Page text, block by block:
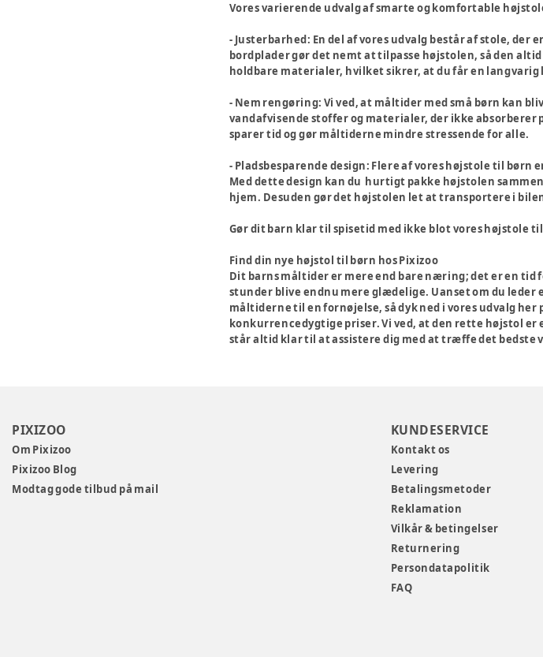
Vores varierende udvalg af smarte og komfortable
- Justerbarhed: En del af vores udvalg består af stole,
bordplader gør det nemt at tilpasse højstolen, så den
holdbare materialer, hvilket sikrer, at du får en langvarig
- Nem rengøring: Vi ved, at måltider med små børn kan
vandafvisende stoffer og materialer, der ikke
sparer tid og gør måltiderne mindre stressende for alle.
- Pladsbesparende design: Flere af vores højstole til børn
Med dette design kan du hurtigt pakke højstolen
hjem. Desuden gør det højstolen let at transportere i
Gør dit barn klar til spisetid med ikke blot vores højstole
Find din nye højstol til børn hos Pixizoo
Dit barns måltider er mere end bare næring; det er en
stunder blive endnu mere glædelige. Uanset om du
måltiderne til en fornøjelse, så dyk ned i vores udvalg her
konkurrencedygtige priser. Vi ved, at den rette højstol
står altid klar til at assistere dig med at træffe det bedste
PIXIZOO
Om Pixizoo
Pixizoo Blog
Modtag gode tilbud på mail
KUNDESERVICE
Kontakt os
Levering
Betalingsmetoder
Reklamation
Vilkår & betingelser
Returnering
Persondatapolitik
FAQ